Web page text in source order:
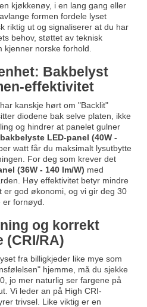
kjøkkenøy, i en lang gang eller
formen fordele lyset
riktig ut og signaliserer at du har
behov, støttet av teknisk
norske forhold.
Bakbelyst
effektivitet
kanskje hørt om "Backlit"
diodene bak selve platen, ikke
og hindrer at panelet gulner
LED-panel (40W -
watt får du maksimalt lysutbytte
For deg som krever det
(36W - 140 lm/W) med
Høy effektivitet betyr mindre
er god økonomi, og vi gir deg 30
fornøyd.
og korrekt
(CRI/RA)
fra billigkjeder like mye som
hjemme, må du sjekke
jo mer naturlig ser fargene på
Vi leder an på High CRI-
trivsel. Like viktig er en